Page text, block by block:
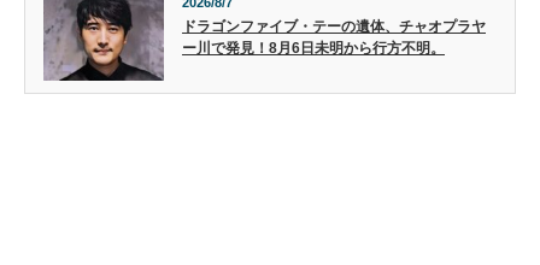
ドラゴンファイブ・テーの遺体、チャオプラヤ
ー川で発見！8月6日未明から行方不明。